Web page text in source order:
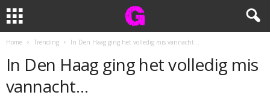
Home Trending In Den Haag ging het volledig mis vannacht…
In Den Haag ging het volledig mis
vannacht…